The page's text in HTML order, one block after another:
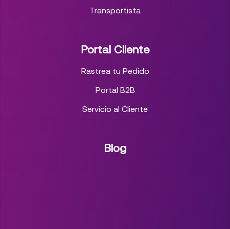
Transportista
Portal Cliente
Rastrea tu Pedido
Portal B2B
Servicio al Cliente
Blog